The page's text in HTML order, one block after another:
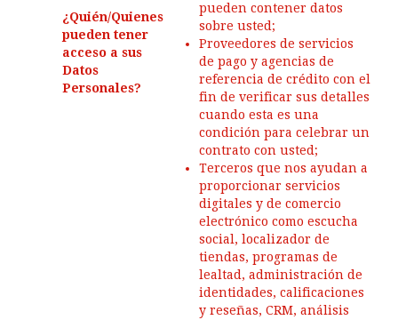
¿Quién/Quienes
pueden tener
acceso a sus
Datos
Personales?
pueden contener datos
sobre usted;
Proveedores de servicios
de pago y agencias de
referencia de crédito con el
fin de verificar sus detalles
cuando esta es una
condición para celebrar un
contrato con usted;
Terceros que nos ayudan a
proporcionar servicios
digitales y de comercio
electrónico como escucha
social, localizador de
tiendas, programas de
lealtad, administración de
identidades, calificaciones
y reseñas, CRM, análisis